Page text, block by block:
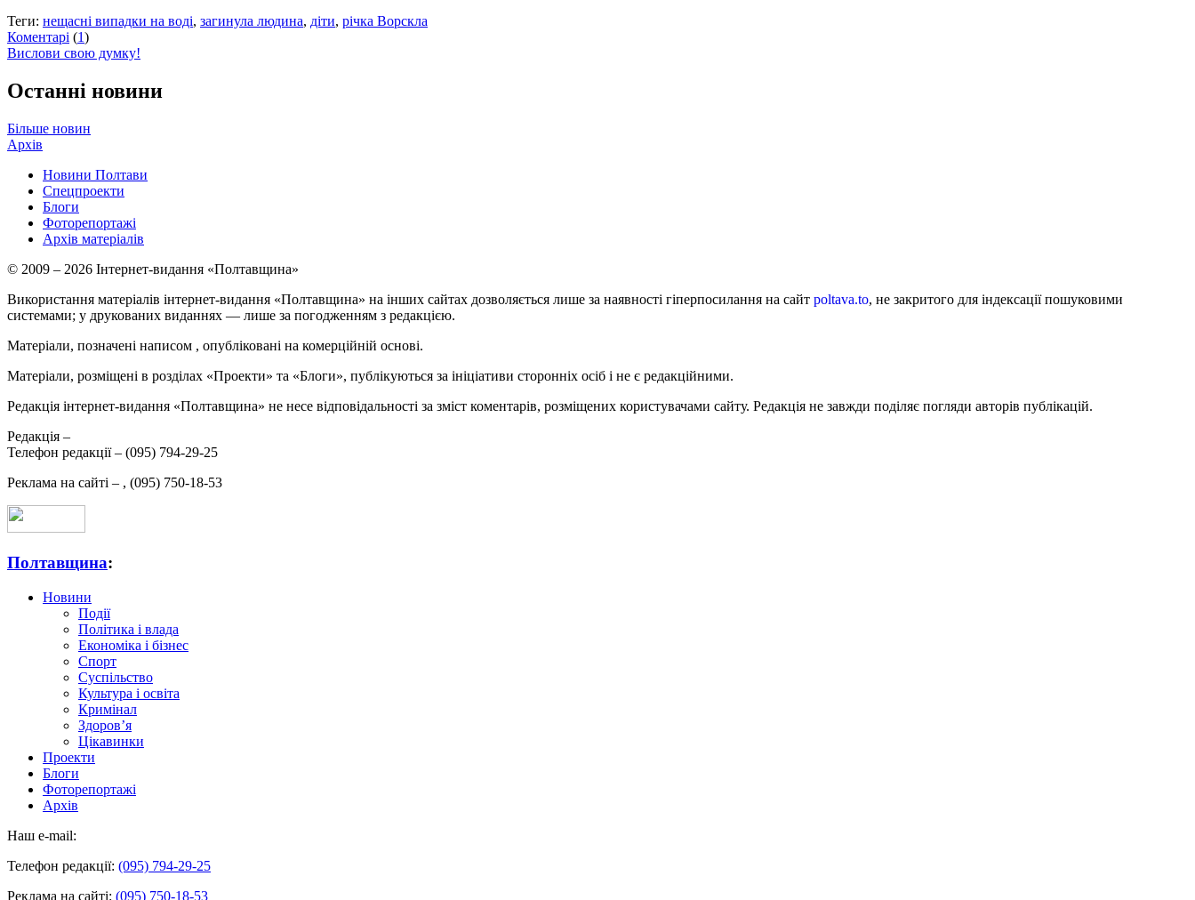
Теги: нещасні випадки на воді, загинула людина, діти, річка Ворскла
Коментарі (1)
Вислови свою думку!
Останні новини
Більше новин
Архів
Новини Полтави
Спецпроекти
Блоги
Фоторепортажі
Архів матеріалів
© 2009 – 2026 Інтернет-видання «Полтавщина»
Використання матеріалів інтернет-видання «Полтавщина» на інших сайтах дозволяється лише за наявності гіперпосилання на сайт poltava.to, не закритого для індексації пошуковими
системами; у друкованих виданнях — лише за погодженням з редакцією.
Матеріали, позначені написом , опубліковані на комерційній основі.
Матеріали, розміщені в розділах «Проекти» та «Блоги», публікуються за ініціативи сторонніх осіб і не є редакційними.
Редакція інтернет-видання «Полтавщина» не несе відповідальності за зміст коментарів, розміщених користувачами сайту. Редакція не завжди поділяє погляди авторів публікацій.
Редакція –
Телефон редакції – (095) 794-29-25
Реклама на сайті – , (095) 750-18-53
Полтавщина:
Новини
Події
Політика і влада
Економіка і бізнес
Спорт
Суспільство
Культура і освіта
Кримінал
Здоров’я
Цікавинки
Проекти
Блоги
Фоторепортажі
Архів
Наш e-mail:
Телефон редакції: (095) 794-29-25
Реклама на сайті: (095) 750-18-53